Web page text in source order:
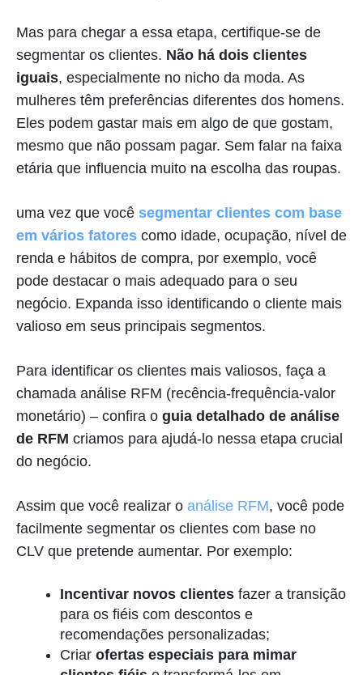
Mas para chegar a essa etapa, certifique-se de
segmentar os clientes. Não há dois clientes
iguais, especialmente no nicho da moda. As
mulheres têm preferências diferentes dos homens.
Eles podem gastar mais em algo de que gostam,
mesmo que não possam pagar. Sem falar na faixa
etária que influencia muito na escolha das roupas.
uma vez que você segmentar clientes com base
em vários fatores como idade, ocupação, nível de
renda e hábitos de compra, por exemplo, você
pode destacar o mais adequado para o seu
negócio. Expanda isso identificando o cliente mais
valioso em seus principais segmentos.
Para identificar os clientes mais valiosos, faça a
chamada análise RFM (recência-frequência-valor
monetário) – confira o guia detalhado de análise
de RFM criamos para ajudá-lo nessa etapa crucial
do negócio.
Assim que você realizar o análise RFM, você pode
facilmente segmentar os clientes com base no
CLV que pretende aumentar. Por exemplo:
Incentivar novos clientes fazer a transição
para os fiéis com descontos e
recomendações personalizadas;
Criar ofertas especiais para mimar